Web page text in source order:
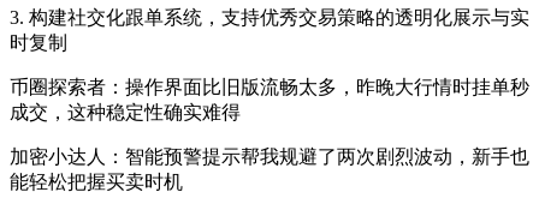
3. 构建社交化跟单系统，支持优秀交易策略的透明化展示与实
时复制
币圈探索者： 操作界面比旧版流畅太多，昨晚大行情时挂单秒
成交，这种稳定性确实难得
加密小达人： 智能预警提示帮我规避了两次剧烈波动，新手也
能轻松把握买卖时机